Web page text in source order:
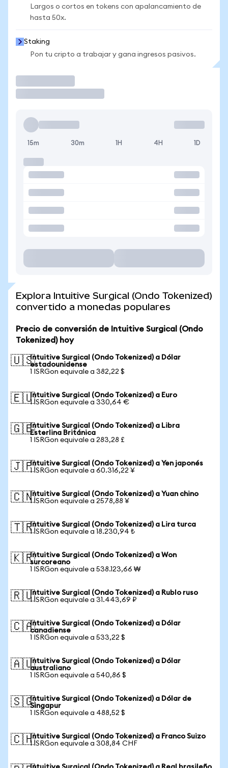
Largos o cortos en tokens con apalancamiento de
hasta 50x.
Staking
Pon tu cripto a trabajar y gana ingresos pasivos.
15m 30m 1H 4H 1D
Explora Intuitive Surgical (Ondo Tokenized)
convertido a monedas populares
Precio de conversión de Intuitive Surgical (Ondo
Tokenized) hoy
🇺🇸Intuitive Surgical (Ondo Tokenized) a Dólar
estadounidense
1 ISRGon equivale a 382,22 $
🇪🇺Intuitive Surgical (Ondo Tokenized) a Euro
1 ISRGon equivale a 330,64 €
🇬🇧Intuitive Surgical (Ondo Tokenized) a Libra
Esterlina Británica
1 ISRGon equivale a 283,28 £
🇯🇵Intuitive Surgical (Ondo Tokenized) a Yen japonés
1 ISRGon equivale a 60.316,22 ¥
🇨🇳Intuitive Surgical (Ondo Tokenized) a Yuan chino
1 ISRGon equivale a 2578,88 ¥
🇹🇷Intuitive Surgical (Ondo Tokenized) a Lira turca
1 ISRGon equivale a 18.230,94 ₺
🇰🇷Intuitive Surgical (Ondo Tokenized) a Won
surcoreano
1 ISRGon equivale a 538.123,66 ₩
🇷🇺Intuitive Surgical (Ondo Tokenized) a Rublo ruso
1 ISRGon equivale a 31.443,69 ₽
🇨🇦Intuitive Surgical (Ondo Tokenized) a Dólar
canadiense
1 ISRGon equivale a 533,22 $
🇦🇺Intuitive Surgical (Ondo Tokenized) a Dólar
australiano
1 ISRGon equivale a 540,86 $
🇸🇬Intuitive Surgical (Ondo Tokenized) a Dólar de
Singapur
1 ISRGon equivale a 488,52 $
🇨🇭Intuitive Surgical (Ondo Tokenized) a Franco Suizo
1 ISRGon equivale a 308,84 CHF